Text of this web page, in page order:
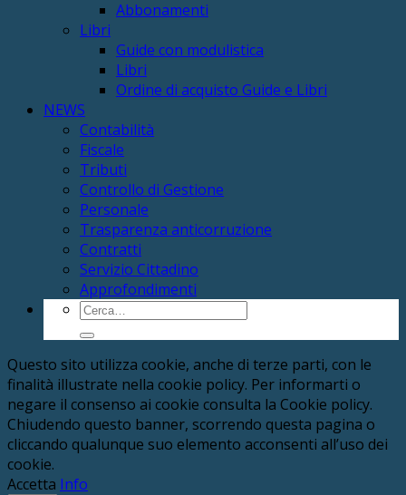
Abbonamenti
Libri
Guide con modulistica
Libri
Ordine di acquisto Guide e Libri
NEWS
Contabilità
Fiscale
Tributi
Controllo di Gestione
Personale
Trasparenza anticorruzione
Contratti
Servizio Cittadino
Approfondimenti
Cerca:
Questo sito utilizza cookie, anche di terze parti, con le
finalità illustrate nella cookie policy. Per informarti o
negare il consenso ai cookie consulta la Cookie policy.
Chiudendo questo banner, scorrendo questa pagina o
cliccando qualunque suo elemento acconsenti all’uso dei
cookie.
Accetta Info